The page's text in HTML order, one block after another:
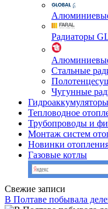
Радиаторы
Стальные
Чугунные
Тепловодное
Трубопроводы и
Монтаж систем
Новинки
Газовые котлы
Свежие записи
В Полтаве побывала